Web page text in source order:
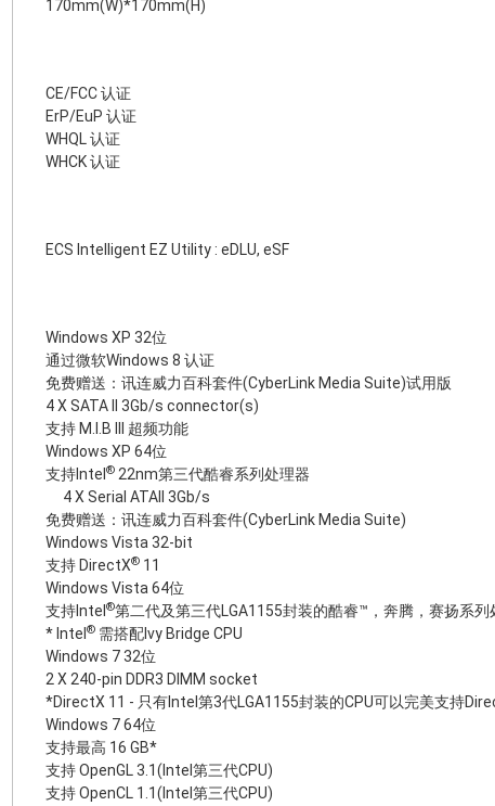
170mm(W)*170mm(H)
CE/FCC 认证
ErP/EuP 认证
WHQL 认证
WHCK 认证
ECS Intelligent EZ Utility : eDLU, eSF
Windows XP 32位
通过微软Windows 8 认证
免费赠送：讯连威力百科套件(CyberLink Media Suite)试用版
4 X SATA II 3Gb/s connector(s)
支持 M.I.B III 超频功能
Windows XP 64位
支持Intel ® 22nm第三代酷睿系列处理器
4 X Serial ATAII 3Gb/s
免费赠送：讯连威力百科套件(CyberLink Media Suite)
Windows Vista 32-bit
支持 DirectX® 11
Windows Vista 64位
支持Intel ®第二代及第三代LGA1155封装的酷睿™，奔腾，赛扬系列
* Intel ® 需搭配Ivy Bridge CPU
Windows 7 32位
2 X 240-pin DDR3 DIMM socket
*DirectX 11 - 只有Intel第3代LGA1155封装的CPU可以完美支持
Windows 7 64位
支持最高 16 GB*
支持 OpenGL 3.1(Intel第三代CPU)
支持 OpenCL 1.1(Intel第三代CPU)